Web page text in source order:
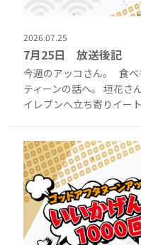
2026.07.25
7月25日 放送後記
今週のアッコさん。 食
ティーンの話へ。 垣花さ
イレブンへ立ち寄りイー